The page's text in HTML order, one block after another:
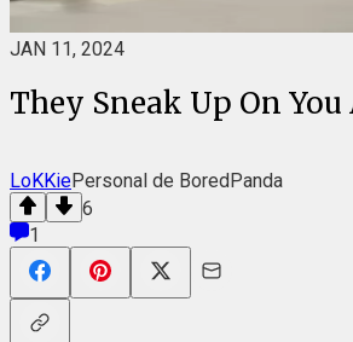
JAN 11, 2024
They Sneak Up On
LoKKiePersonal de BoredPanda
6
1